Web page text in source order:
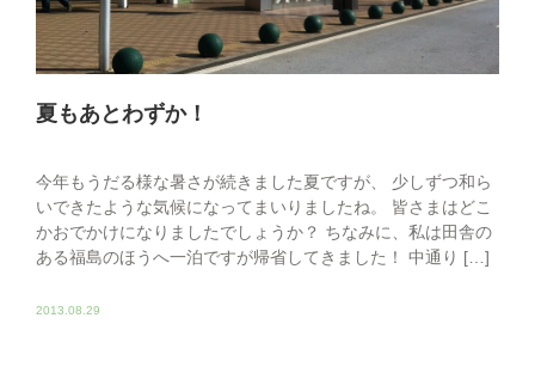
夏もあとわずか！
今年もうだる様な暑さが続きました夏ですが、 少しずつ和ら
いできたような気候になってまいりましたね。 皆さまはどこ
かおでかけになりましたでしょうか？ ちなみに、私は田舎の
ある福島のほうへ一泊ですが帰省してきました！ 中通り […]
2013.08.29